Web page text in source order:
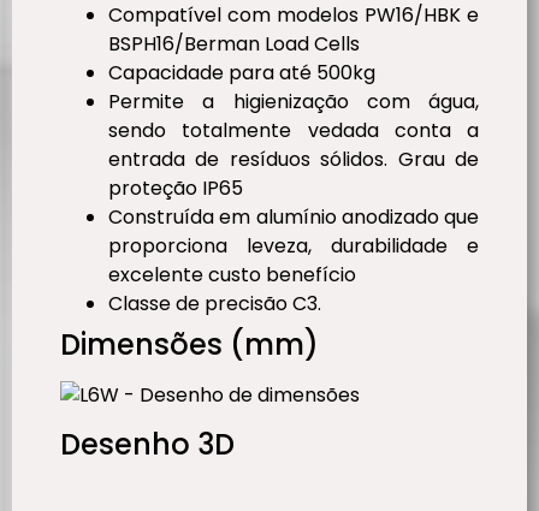
Compatível com modelos PW16/HBK e
BSPH16/Berman Load Cells
Capacidade para até 500kg
Permite a higienização com água,
sendo totalmente vedada conta a
entrada de resíduos sólidos. Grau de
proteção IP65
Construída em alumínio anodizado que
proporciona leveza, durabilidade e
excelente custo benefício
Classe de precisão C3.
Dimensões (mm)
Desenho 3D